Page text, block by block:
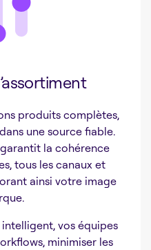
produits complètes,
une source fiable.
la cohérence
tous les canaux et
ainsi votre image
intelligent, vos équipes
minimiser les